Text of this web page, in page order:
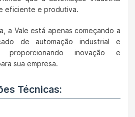
eficiente e produtiva.
a Vale está apenas começando a
de automação industrial e
proporcionando inovação e
sua empresa.
Técnicas: